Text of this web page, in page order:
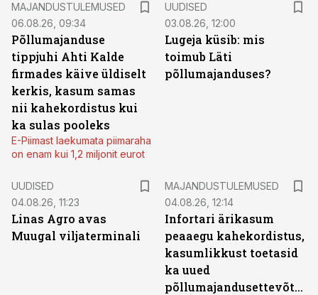
MAJANDUSTULEMUSED
06.08.26, 09:34
Põllumajanduse
tippjuhi Ahti Kalde
firmades käive üldiselt
kerkis, kasum samas
nii kahekordistus kui
ka sulas pooleks
E-Piimast laekumata piimaraha
on enam kui 1,2 miljonit eurot
UUDISED
03.08.26, 12:00
Lugeja küsib: mis
toimub Läti
põllumajanduses?
UUDISED
04.08.26, 11:23
Linas Agro avas
Muugal viljaterminali
MAJANDUSTULEMUSED
04.08.26, 12:14
Infortari ärikasum
peaaegu kahekordistus,
kasumlikkust toetasid
ka uued
põllumajandusettevõtted